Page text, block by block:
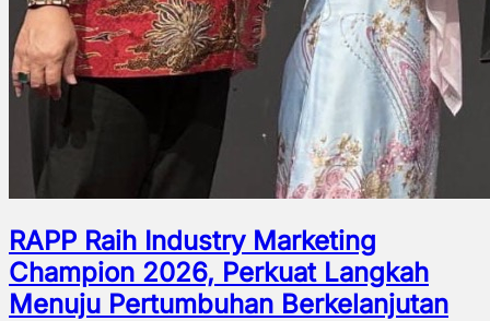
RAPP Raih Industry Marketing
Champion 2026, Perkuat Langkah
Menuju Pertumbuhan Berkelanjutan